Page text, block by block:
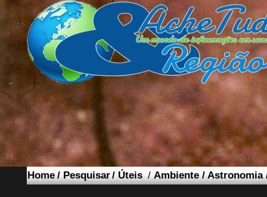
Home/Pesquisar/Úteis/Ambiente /Astronomia